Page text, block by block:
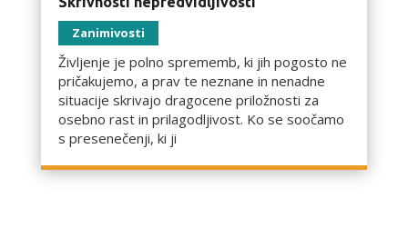
Zanimivosti
Življenje je polno sprememb, ki jih pogosto ne
pričakujemo, a prav te neznane in nenadne
situacije skrivajo dragocene priložnosti za
osebno rast in prilagodljivost. Ko se soočamo
s presenečenji, ki ji